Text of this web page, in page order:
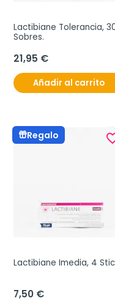
Lactibiane Tolerancia,
Sobres.
21,95 €
Añadir al carrito
Regalo
Lactibiane Imedia, 4
7,50 €